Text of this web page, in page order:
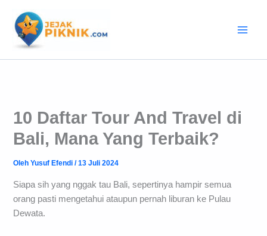
konten
10 Daftar Tour And Travel di
Bali, Mana Yang Terbaik?
OlehYusuf Efendi/13 Juli 2024
Siapa sih yang nggak tau Bali, sepertinya hampir semua
orang pasti mengetahui ataupun pernah liburan ke Pulau
Dewata.